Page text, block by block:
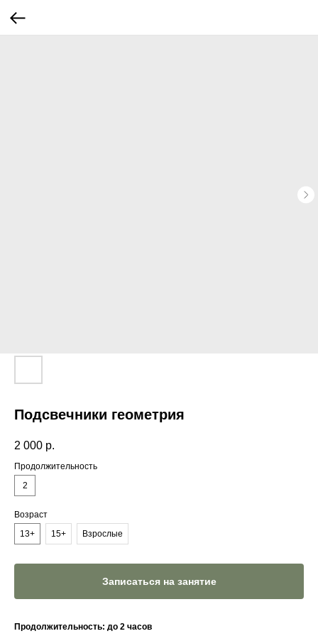
Подсвечники геометрия
2 000 р.
Продолжительность
2
Возраст
13+
15+ Взрослые
Записаться на занятие
Продолжительность: до 2 часов